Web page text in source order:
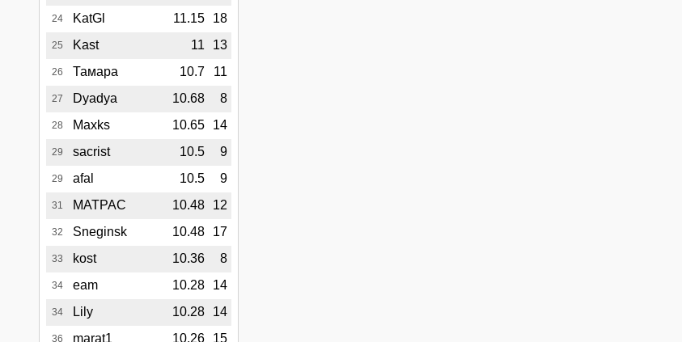
24 KatGl 11.15 18
25 Kast 11 13
26 Тамара 10.7 11
27 Dyadya 10.68 8
28 Maxks 10.65 14
29 sacrist 10.5 9
29 afal 10.5 9
31 MATPAC 10.48 12
32 Sneginsk 10.48 17
33 kost 10.36 8
34 eam 10.28 14
34 Lily 10.28 14
36 marat1 10.26 15